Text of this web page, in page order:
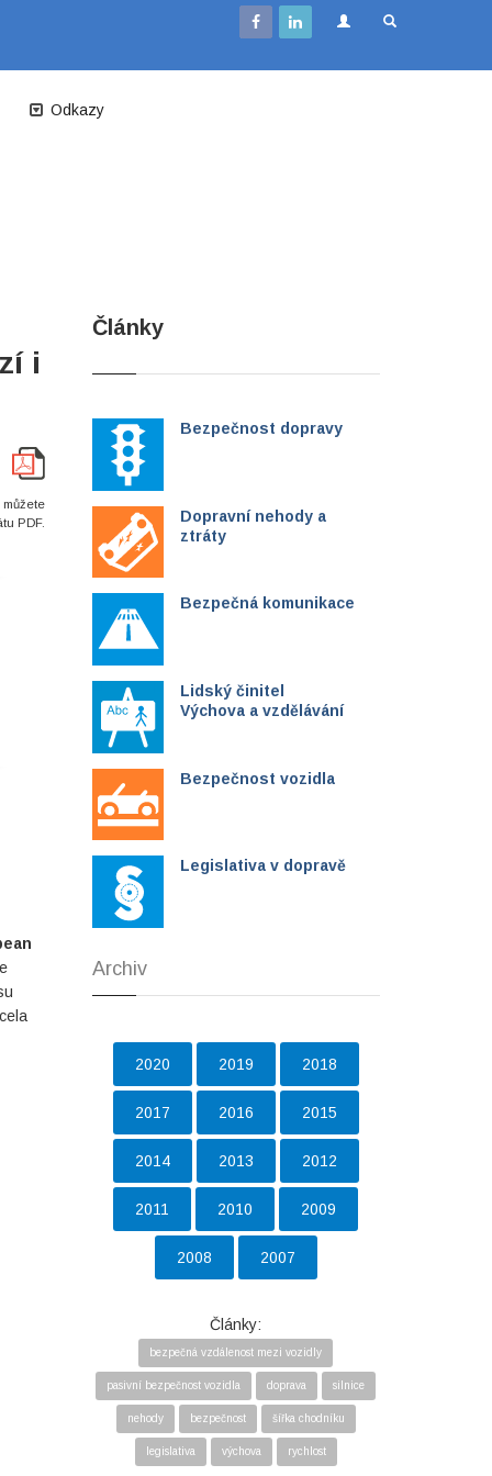
Odkazy
i
PDF.
Články
Bezpečnost dopravy
Dopravní nehody a
ztráty
Bezpečná komunikace
Lidský činitel
Výchova a vzdělávání
Bezpečnost vozidla
Legislativa v dopravě
Archiv
2020 2019 2018
2017 2016 2015
2014 2013 2012
2011 2010 2009
2008 2007
Články:
bezpečná vzdálenost mezi vozidly
pasivní bezpečnost vozidla doprava silnice
nehody bezpečnost šířka chodníku
legislativa výchova rychlost